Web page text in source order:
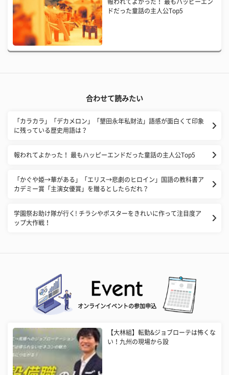
報われてよかった！ 最もハッピーエン
ドだった童話の主人公Top5
合わせて読みたい
「カラカラ」「デカメロン」「墾田永年私財法」語感が面白くて印象
に残っている歴史用語は？
報われてよかった！ 最もハッピーエンドだった童話の主人公Top5
「かぐや姫→華がある」「エリス→悲劇のヒロイン」国語の教科書ア
カデミー賞「主演女優賞」を贈るとしたらだれ？
学園祭お助け隊が行く! チラシやポスターをきれいに作って注目度ア
ップ大作戦！
オンラインイベントの参加申込
【大林組】転勤&ジョブローテは怖くな
い！九州の現場から設